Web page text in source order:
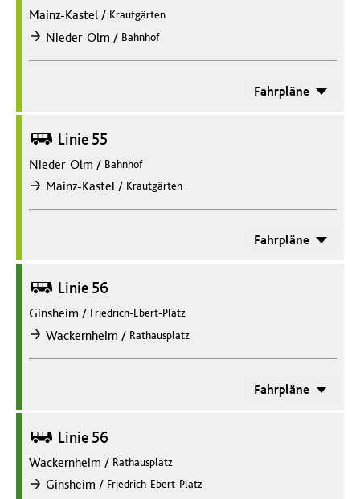
Mainz-Kastel / Krautgärten
nachNieder-Olm / Bahnhof
Fahrpläne
Bus Linie 55
Nieder-Olm / Bahnhof
nachMainz-Kastel / Krautgärten
Fahrpläne
Bus Linie 56
Ginsheim / Friedrich-Ebert-Platz
nachWackernheim / Rathausplatz
Fahrpläne
Bus Linie 56
Wackernheim / Rathausplatz
nachGinsheim / Friedrich-Ebert-Platz